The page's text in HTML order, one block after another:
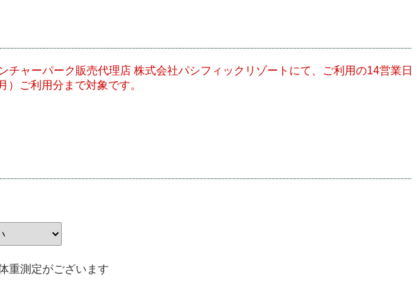
ャーパーク販売代理店 株式会社パシフィックリゾートにて、ご利用の14営業日
ご利用分まで対象です。
重測定がございます